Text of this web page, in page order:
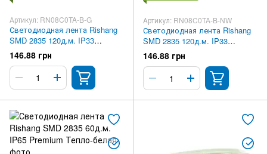
Артикул: RN08C0TA-B-G
Светодиодная лента Rishang
SMD 2835 120д.м. IP33
Premium Зеленый
146.88 грн
Артикул: RN08C0TA-B-NW
Светодиодная лента Rishang
SMD 2835 120д.м. IP33
Premium Нейтрально-белая
146.88 грн